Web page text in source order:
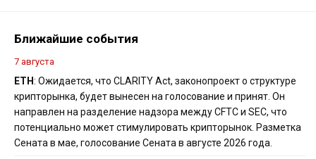
Ближайшие события
7 августа
ETH: Ожидается, что CLARITY Act, законопроект о структуре
крипторынка, будет вынесен на голосование и принят. Он
направлен на разделение надзора между CFTC и SEC, что
потенциально может стимулировать крипторынок. Разметка
Сената в мае, голосование Сената в августе 2026 года.